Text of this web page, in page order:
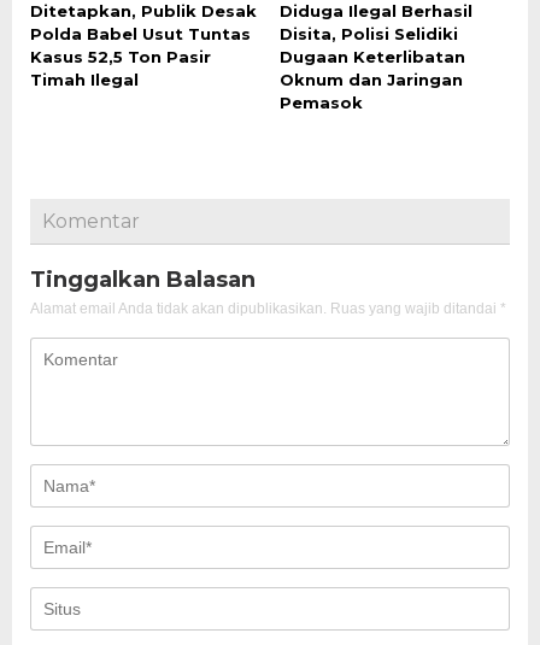
Ditetapkan, Publik Desak
Polda Babel Usut Tuntas
Kasus 52,5 Ton Pasir
Timah Ilegal
Diduga Ilegal Berhasil
Disita, Polisi Selidiki
Dugaan Keterlibatan
Oknum dan Jaringan
Pemasok
Komentar
Tinggalkan Balasan
Alamat email Anda tidak akan dipublikasikan. Ruas yang wajib ditandai *